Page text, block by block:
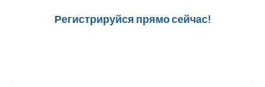
Регистрируйся прямо сейчас!